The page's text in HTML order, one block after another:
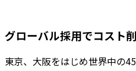
グローバル採用でコスト
東京、大阪をはじめ世界中の